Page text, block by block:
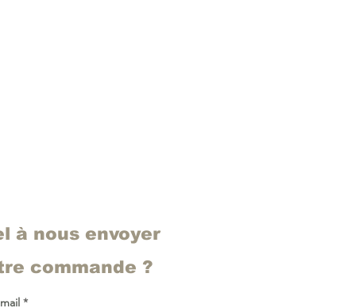
à nous envoyer
commande ?